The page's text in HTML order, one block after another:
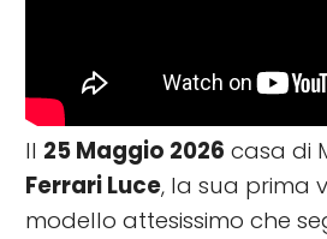
Il 25 Maggio 2026 casa di
Ferrari Luce, la sua prima
modello attesissimo che